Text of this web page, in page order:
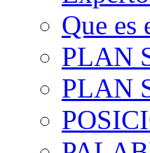
Que es
PLAN
PLAN